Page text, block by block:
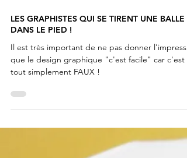
LES GRAPHISTES QUI SE TIRENT UNE BALLE
DANS LE PIED !
Il est très important de ne pas donner
que le design graphique "c'est facile" car c'est